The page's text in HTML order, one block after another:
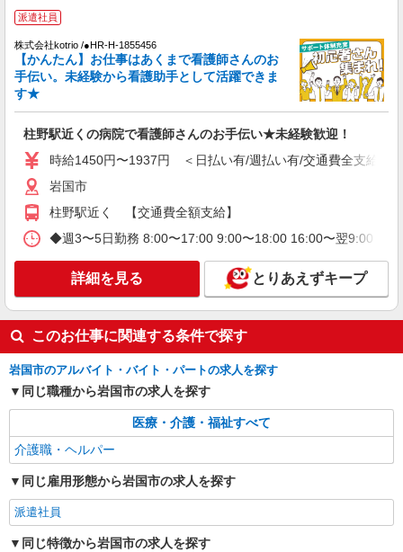
株式会社kotrio /●HR-H-1854873
【面接なし】日払いでお給料即GETのデイサ
時給1450円〜1937円 ＜日払い有/週払い有/交
通費全支給(ガソリン代含む)＞
派遣社員
株式会社kotrio /●HR-H-2092707
周防花岡◆デイサービスSTAFF＊16時退社も
OK！子育て世代活躍中
時給1450円〜1937円 ＜日払い有/週払い有/交
通費全支給(ガソリン代含む)＞
岩国市
キープ
株式会社kotrio /●HR-H-1854977
日収1万円〜☆【運転・配送】の経験がある方
優遇≪デイSTAFF≫
通費全支給(ガソリン代含む)＞
岩国市
派遣社員
株式会社kotrio /●HR-H-1855456
【かんたん】お仕事はあくまで看護師さんのお
手伝い。未経験から看護助手として活躍できま
す★
柱野駅近くの病院で看護師さんのお手伝い★未経験歓迎！
時給1450円〜1937円 ＜日払い有/週払い有/交通費全支給(ガ
岩国市
柱野駅近く 【交通費全額支給】
◆週3〜5日勤務 8:00〜17:00 9:00〜18:00 16:00〜翌9:00（
詳細を見る とりあえずキープ
このお仕事に関連する条件で探す
岩国市のアルバイト・バイト・パートの求人を探す
同じ職種から岩国市の求人を探す
医療・介護・福祉すべて
介護職・ヘルパー
同じ雇用形態から岩国市の求人を探す
派遣社員
同じ特徴から岩国市の求人を探す